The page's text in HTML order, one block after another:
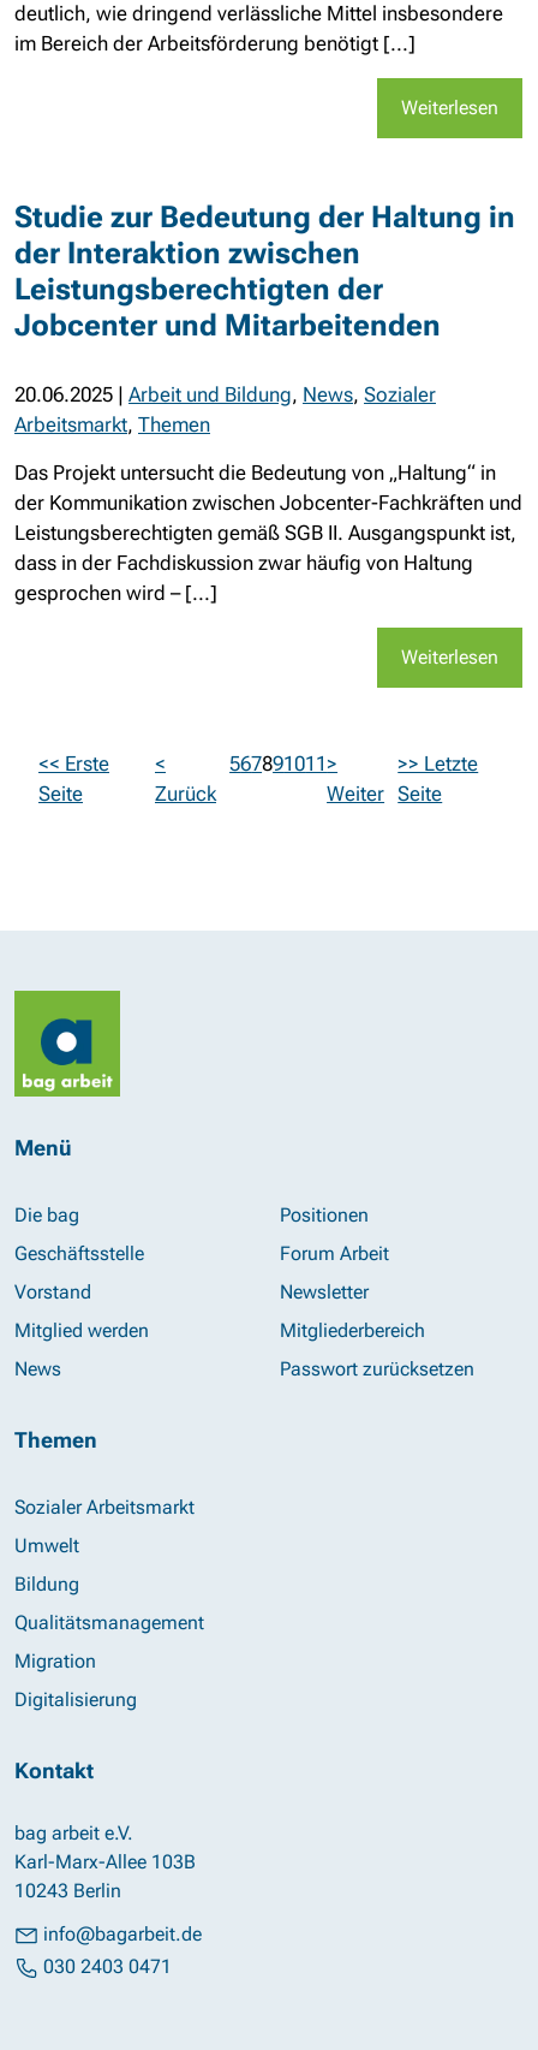
deutlich, wie dringend verlässliche Mittel insbesondere
im Bereich der Arbeitsförderung benötigt [...]
Weiterlesen
Studie zur Bedeutung der Haltung in
der Interaktion zwischen
Leistungsberechtigten der
Jobcenter und Mitarbeitenden
20.06.2025 | Arbeit und Bildung, News, Sozialer
Arbeitsmarkt, Themen
Das Projekt untersucht die Bedeutung von „Haltung“ in
der Kommunikation zwischen Jobcenter-Fachkräften und
Leistungsberechtigten gemäß SGB II. Ausgangspunkt ist,
dass in der Fachdiskussion zwar häufig von Haltung
gesprochen wird – [...]
Weiterlesen
<< Erste
Seite
<
Zurück
567891011>
Weiter
>> Letzte
Seite
Menü
Die bag
Geschäftsstelle
Vorstand
Mitglied werden
News
Positionen
Forum Arbeit
Newsletter
Mitgliederbereich
Passwort zurücksetzen
Themen
Sozialer Arbeitsmarkt
Umwelt
Bildung
Qualitätsmanagement
Migration
Digitalisierung
Kontakt
bag arbeit e.V.
Karl-Marx-Allee 103B
10243 Berlin
info@bagarbeit.de
030 2403 0471